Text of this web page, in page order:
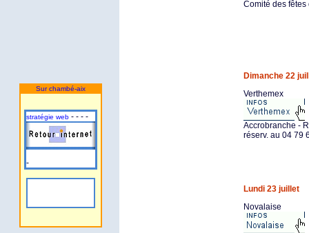
Sur chambé-aix
stratégie web - - - -
-
Comité des
Dimanche 22
Verthemex
Accrobranche -
réserv. au 04 79
Lundi 23 juillet
Novalaise